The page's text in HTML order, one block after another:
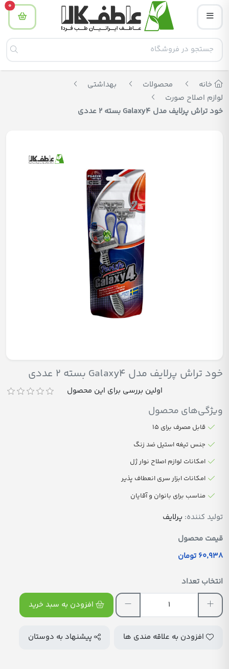
0
خانه محصولات
بهداشتی
لوازم اصلاح صورت
خود تراش پرلایف مدل Galaxy4 بسته 2 عددی
خود تراش پرلایف مدل Galaxy4 بسته 2 عددی
اولین بررسی برای این محصول
ویژگی‌های محصول
قابل مصرف برای ۱۵
جنس تیغه استیل ضد زنگ
امکانات لوازم اصلاح نوار ژل
امکانات ابزار سری انعطاف پذیر
مناسب برای بانوان و آقایان
تولید کننده: پرلایف
قیمت محصول
60٬938 تومان
انتخاب تعداد
افزودن به سبد خرید
افزودن به علاقه مندی ها پیشنهاد به دوستان